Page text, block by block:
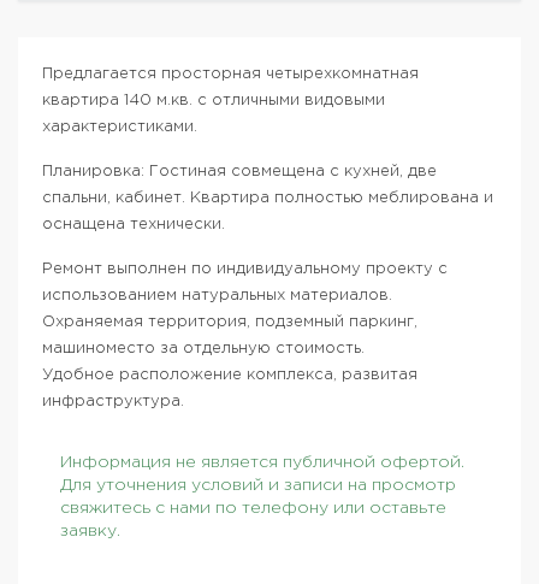
Предлагается просторная четырехкомнатная
квартира 140 м.кв. с отличными видовыми
характеристиками.
Планировка: Гостиная совмещена с кухней, две
спальни, кабинет. Квартира полностью меблирована и
оснащена технически.
Ремонт выполнен по индивидуальному проекту с
использованием натуральных материалов.
Охраняемая территория, подземный паркинг,
машиноместо за отдельную стоимость.
Удобное расположение комплекса, развитая
инфраструктура.
Информация не является публичной офертой.
Для уточнения условий и записи на просмотр
свяжитесь с нами по телефону или оставьте
заявку.